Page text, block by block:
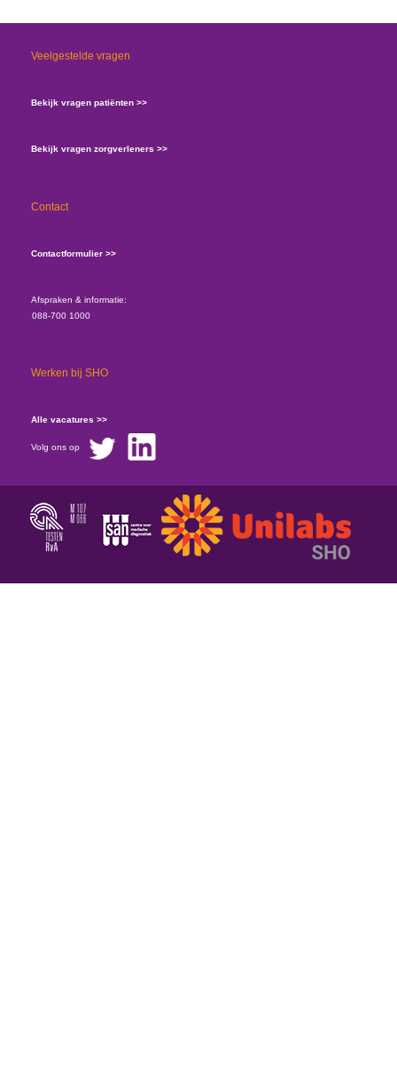
Veelgestelde vragen
Bekijk vragen patiënten >>
Bekijk vragen zorgverleners >>
Contact
Contactformulier >>
Afspraken & informatie:
088-700 1000
Werken bij SHO
Alle vacatures >>
Volg ons op